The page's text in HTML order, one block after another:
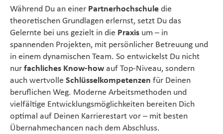
Magazine
Karriere
De
Während Du an einer Partnerhochschule die
theoretischen Grundlagen erlernst, setzt Du das
Gelernte bei uns gezielt in die Praxis um – in
spannenden Projekten, mit persönlicher Betreuung und
in einem dynamischen Team. So entwickelst Du nicht
nurfachliches Know-howauf Top-Niveau, sondern
auch wertvolle Schlüsselkompetenzen für Deinen
beruflichen Weg. Moderne Arbeitsmethoden und
vielfältige Entwicklungsmöglichkeiten bereiten Dich
optimal auf Deinen Karrierestart vor – mit besten
Übernahmechancen nach dem Abschluss.